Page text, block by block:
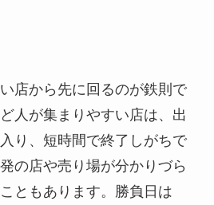
店から先に回るのが鉄則で
人が集まりやすい店は、出
り、短時間で終了しがちで
の店や売り場が分かりづら
ともあります。勝負日は